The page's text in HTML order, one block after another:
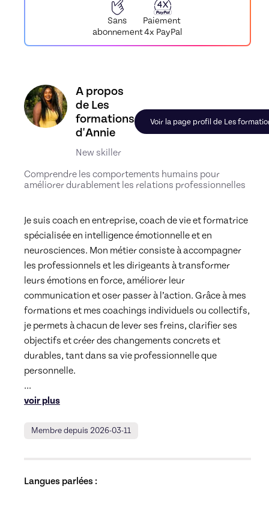
Sans
abonnement
Paiement
4x PayPal
Découvrez le profil de Les formations d'Annie,
A propos
de Les
formations
d'Annie
New skiller
Voir la page profil de Les
Comprendre les comportements humains pour
améliorer durablement les relations professionnelles
Je suis coach en entreprise, coach de vie et formatrice
spécialisée en intelligence émotionnelle et en
neurosciences. Mon métier consiste à accompagner
les professionnels et les dirigeants à transformer
leurs émotions en force, améliorer leur
communication et oser passer à l’action. Grâce à mes
formations et mes coachings individuels ou collectifs,
je permets à chacun de lever ses freins, clarifier ses
objectifs et créer des changements concrets et
durables, tant dans sa vie professionnelle que
...
voir plus
Membre depuis 2026-03-11
Langues parlées :